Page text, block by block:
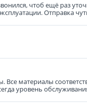
чтоб ещё раз
Отправка
Все материалы
уровень